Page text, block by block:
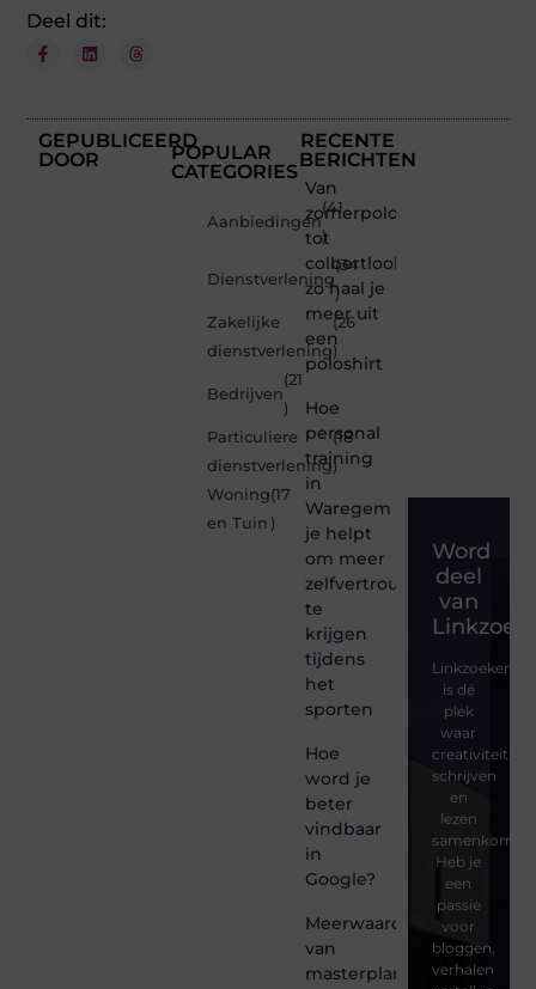
Deel dit:
GEPUBLICEERD
DOOR
POPULAR
CATEGORIES
Aanbiedingen
(41
)
Dienstverlening
(34
)
Zakelijke
dienstverlening
(26
)
Bedrijven
(21
)
Particuliere
dienstverlening
(18
)
Woning
en Tuin
(17
)
RECENTE
BERICHTEN
Van
zomerpolo
tot
colbertlook
zo haal je
meer uit
een
poloshirt
Hoe
personal
training
in
Waregem
je helpt
om meer
zelfvertrouwen
te
krijgen
tijdens
het
sporten
Hoe
word je
beter
vindbaar
in
Google?
Meerwaarde
van
masterplanning
Word
deel
van
is dé
plek
waar
creativiteit,
schrijven
en
lezen
samenkomen.
Heb je
een
passie
voor
bloggen,
verhalen